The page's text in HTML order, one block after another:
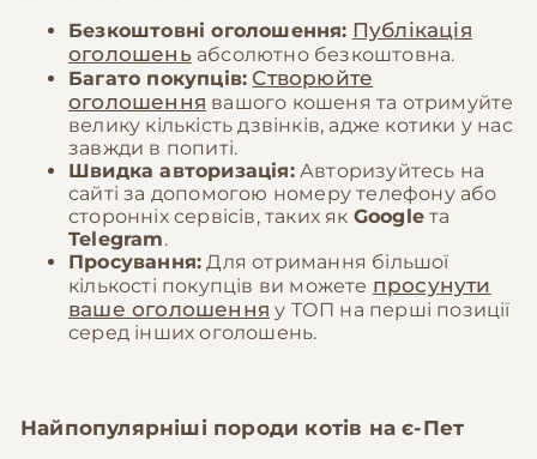
Безкоштовні оголошення: Публікація
оголошеньабсолютно безкоштовна.
Багато покупців: Створюйте
оголошення вашого кошеня та отримуйте
велику кількість дзвінків, адже котики у нас
завжди в попиті.
Швидка авторизація:Авторизуйтесь на
сайті за допомогою номеру телефону або
сторонніх сервісів, таких як Google та
Telegram.
Просування: Для отримання більшої
кількості покупців ви можете просунути
ваше оголошення у ТОП на перші позиції
серед інших оголошень.
Найпопулярніші породи котів нає-Пет